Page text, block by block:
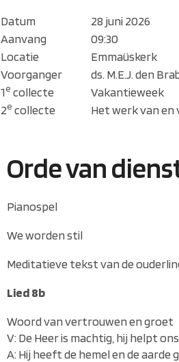
Datum
28 juni 2026
Aanvang
09:30
Locatie
Emmaüskerk
Voorganger
ds. M.E.J. den
1e collecte
Vakantieweek
2e collecte Het werk van en
Orde van
Pianospel
We worden stil
Meditatieve tekst van de
Lied 8b
Woord van vertrouwen en groet
V: De Heer is machtig, hij helpt
A: Hij heeft de hemel en de aarde